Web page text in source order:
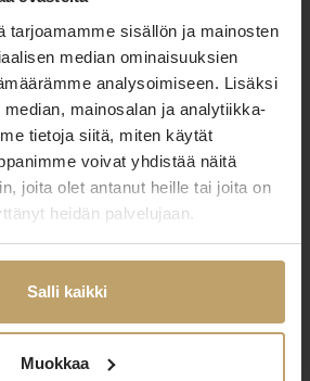
tarjoamamme sisällön ja mainosten
median ominaisuuksien
analysoimiseen. Lisäksi
mainosalan ja analytiikka-
tietoja siitä, miten käytät
voivat yhdistää näitä
joita olet antanut heille tai joita on
heidän palvelujaan.
Salli kaikki
Muokkaa
käyttäminen +
+
+
+